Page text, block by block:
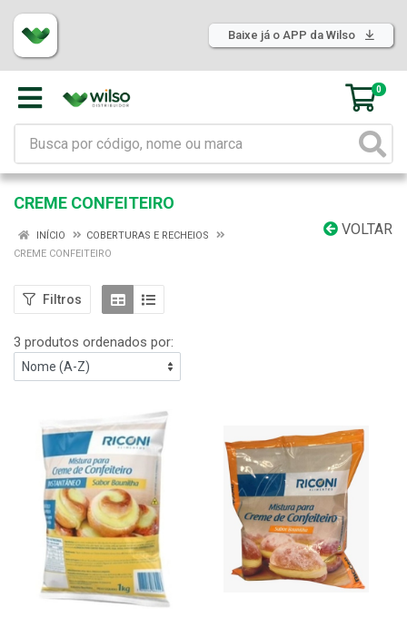
Baixe já o APP da Wilso
0
CREME CONFEITEIRO
VOLTAR
INÍCIO
COBERTURAS E RECHEIOS
CREME CONFEITEIRO
Filtros
3 produtos ordenados por: